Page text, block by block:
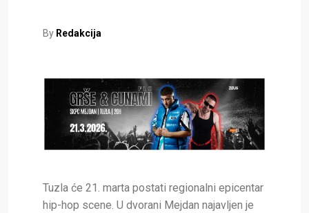
By Redakcija
Tuzla će 21. marta postati regionalni epicentar
hip-hop scene. U dvorani Mejdan najavljen je